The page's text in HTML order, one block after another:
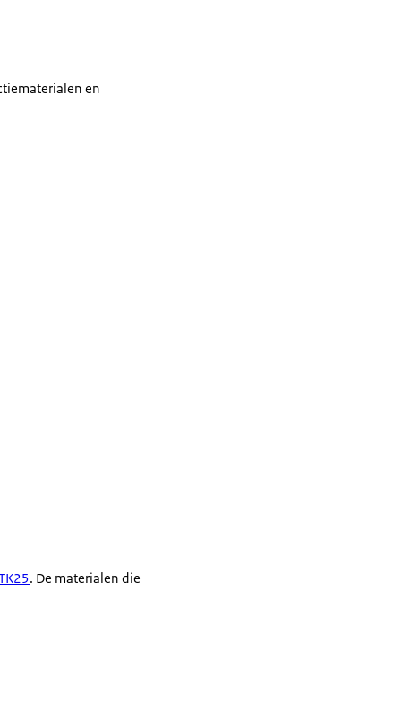
en
. De materialen die